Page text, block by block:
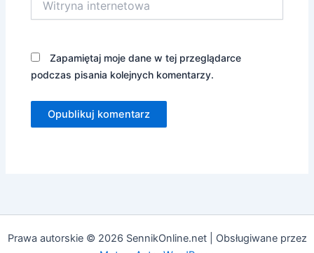
internetowa
Zapamiętaj moje dane w tej przeglądarce
podczas pisania kolejnych komentarzy.
Prawa autorskie © 2026 SennikOnline.net | Obsługiwane przez